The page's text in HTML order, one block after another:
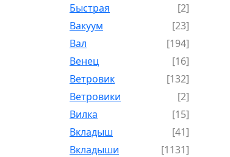
Быстрая
[2]
Вакуум
[23]
Вал
[194]
Венец
[16]
Ветровик
[132]
Ветровики
[2]
Вилка
[15]
Вкладыш
[41]
Вкладыши
[1131]